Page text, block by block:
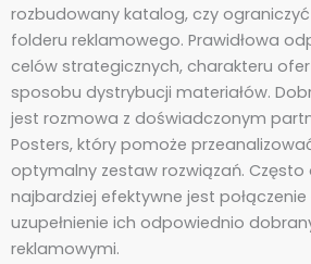
rozbudowany katalog, czy ograniczyć
folderu reklamowego. Prawidłowa
celów strategicznych, charakteru
sposobu dystrybucji materiałów.
jest rozmowa z doświadczonym
Posters, który pomoże
optymalny zestaw rozwiązań. Często
najbardziej efektywne jest
uzupełnienie ich odpowiednio
reklamowymi.